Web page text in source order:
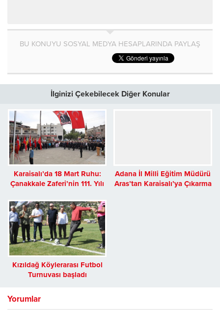
BU KONUYU SOSYAL MEDYA HESAPLARINDA PAYLAŞ
İlginizi Çekebilecek Diğer Konular
Karaisalı’da 18 Mart Ruhu:
Çanakkale Zaferi’nin 111. Yılı
Adana İl Milli Eğitim Müdürü
Aras’tan Karaisalı’ya Çıkarma
Kızıldağ Köylerarası Futbol
Turnuvası başladı
Yorumlar